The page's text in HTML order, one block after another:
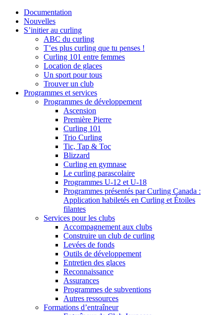
Documentation
Nouvelles
S’initier au curling
ABC du curling
T’es plus curling que tu penses !
Curling 101 entre femmes
Location de glaces
Un sport pour tous
Trouver un club
Programmes et services
Programmes de développement
Ascension
Première Pierre
Curling 101
Trio Curling
Tic, Tap & Toc
Blizzard
Curling en gymnase
Le curling parascolaire
Programmes U-12 et U-18
Programmes présentés par Curling Canada :
Application habiletés en Curling et Étoiles
filantes
Services pour les clubs
Accompagnement aux clubs
Construire un club de curling
Levées de fonds
Outils de développement
Entretien des glaces
Reconnaissance
Assurances
Programmes de subventions
Autres ressources
Formations d’entraîneur